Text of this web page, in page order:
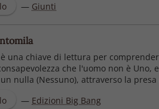
— Giunti
una chiave di lettura per
che l'uomo non è
nulla (Nessuno), attraverso la presa
— Edizioni Big Bang